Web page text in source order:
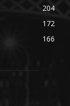
204
172
166